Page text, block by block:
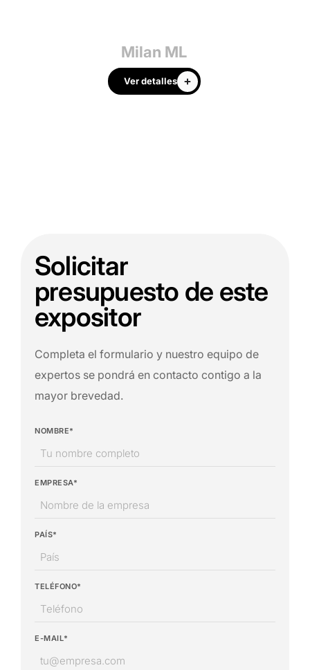
Milan ML
Ver detalles
Solicitar
presupuesto de este
expositor
Completa el formulario y nuestro equipo de
expertos se pondrá en contacto contigo a la
mayor brevedad.
NOMBRE*
EMPRESA*
PAÍS*
TELÉFONO*
E-MAIL*